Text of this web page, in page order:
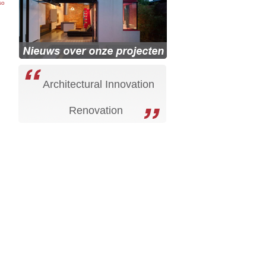
Architectural Innovation
Renovation